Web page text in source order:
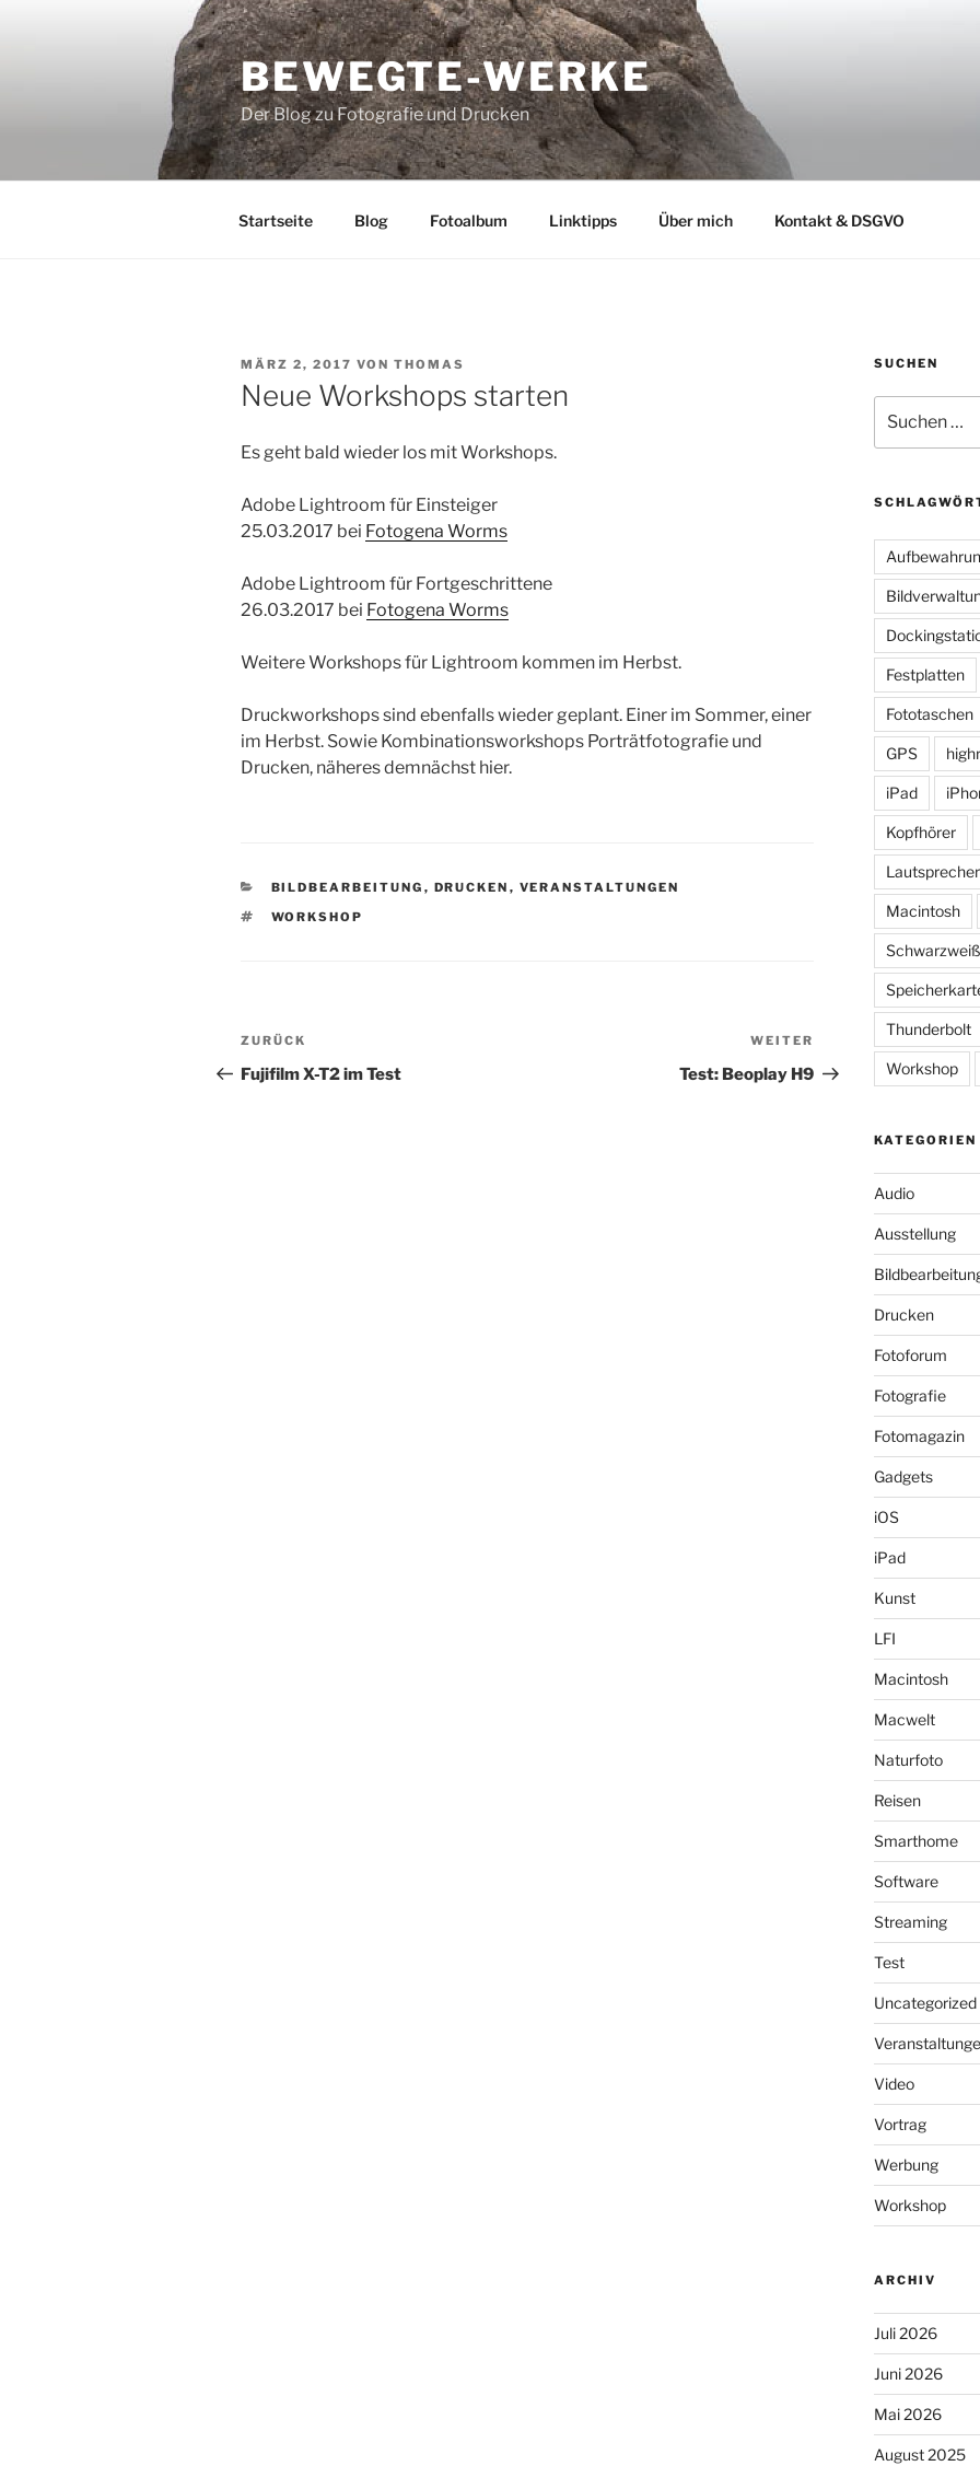
BEWEGTE-WERKE
Der Blog zu Fotografie und Drucken
Startseite Blog Fotoalbum Linktipps Über mich Kontakt & DSGVO
VERÖFFENTLICHT
AM
MÄRZ 2, 2017 VON THOMAS
Neue Workshops starten
Es geht bald wieder los mit Workshops.
Adobe Lightroom für Einsteiger
25.03.2017 bei Fotogena Worms
Adobe Lightroom für Fortgeschrittene
26.03.2017 bei Fotogena Worms
Weitere Workshops für Lightroom kommen im Herbst.
Druckworkshops sind ebenfalls wieder geplant. Einer im Sommer, einer
im Herbst. Sowie Kombinationsworkshops Porträtfotografie und
Drucken, näheres demnächst hier.
KATEGORIEN
BILDBEARBEITUNG , DRUCKEN , VERANSTALTUNGEN
SCHLAGWÖRTER
WORKSHOP
Beitragsnavigation
Vorheriger
Beitrag
ZURÜCK
Fujifilm X-T2 im Test
Nächster
Beitrag
WEITER
Test: Beoplay H9
SUCHEN
nach:
Festplatten
Fototaschen
GPS
iPad
Kopfhörer
Lautsprecher
Macintosh
Schwarzweiß
Thunderbolt
Workshop
KATEGORIEN
Audio
Ausstellung
Drucken
Fotoforum
Fotografie
Fotomagazin
Gadgets
iOS
iPad
Kunst
LFI
Macintosh
Macwelt
Naturfoto
Reisen
Smarthome
Software
Streaming
Test
Uncategorized
Video
Vortrag
Werbung
Workshop
ARCHIV
Juli 2026
Juni 2026
Mai 2026
August 2025